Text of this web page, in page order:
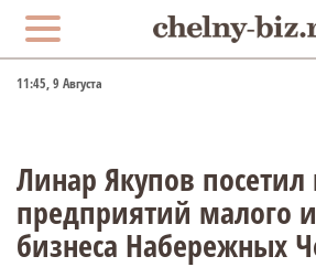
11:45, 9 Августа
Линар Якупов посетил
предприятий малого
бизнеса Набережных